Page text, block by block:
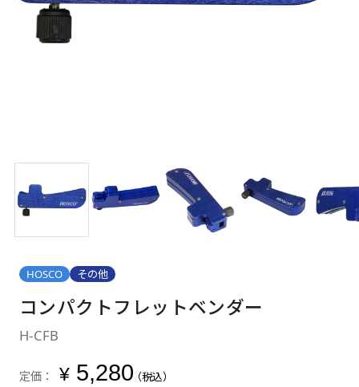
HOSCO その他
コンパクトフレットベンダー
H-CFB
定価： ¥5,280（税込）